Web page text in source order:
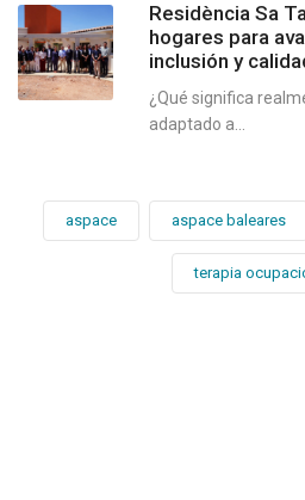
Residència Sa
hogares para
inclusión y
¿Qué significa
adaptado a...
aspace aspace baleares
terapia